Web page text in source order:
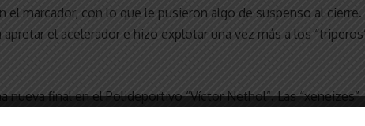
marcador, con lo que le pusieron algo de suspenso al cierre.
el acelerador e hizo explotar una vez más a los
nueva final en el Polideportivo “Víctor Nethol”. Las “xeneizes”
con el “Pincha” en su lucha por el podio en la antesala al